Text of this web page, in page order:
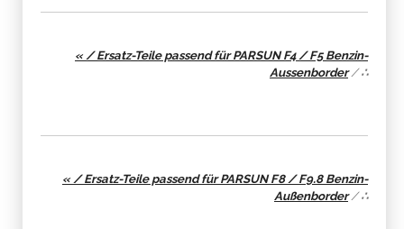
« / Ersatz-Teile passend für PARSUN F4 / F5 Benzin-
Aussenborder/∴
« / Ersatz-Teile passend für PARSUN F8 / F9.8 Benzin-
Außenborder/∴